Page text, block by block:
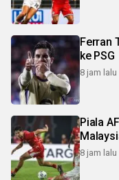
Ferran
ke PSG
8 jam lalu
Piala
8 jam lalu